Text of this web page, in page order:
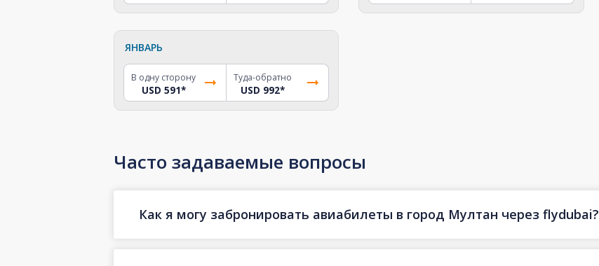
ЯНВАРЬ
В одну сторону
USD 591*
Туда-обратно
USD 992*
Часто задаваемые вопросы
Как я могу забронировать авиабилеты в город Мултан через flydubai?